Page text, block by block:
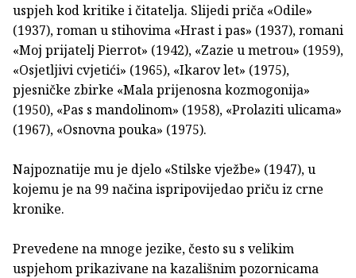
uspjeh kod kritike i čitatelja. Slijedi priča «Odile»
(1937), roman u stihovima «Hrast i pas» (1937), romani
«Moj prijatelj Pierrot» (1942), «Zazie u metrou» (1959),
«Osjetljivi cvjetići» (1965), «Ikarov let» (1975),
pjesničke zbirke «Mala prijenosna kozmogonija»
(1950), «Pas s mandolinom» (1958), «Prolaziti ulicama»
(1967), «Osnovna pouka» (1975).
Najpoznatije mu je djelo «Stilske vježbe» (1947), u
kojemu je na 99 načina ispripovijedao priču iz crne
kronike.
Prevedene na mnoge jezike, često su s velikim
uspjehom prikazivane na kazališnim pozornicama